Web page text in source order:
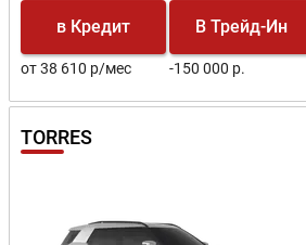
в Кредит
от 38 610 р/мес
В Трейд-Ин
-150 000 р.
TORRES